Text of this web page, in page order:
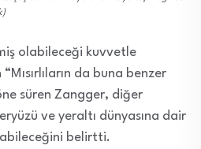
olabileceği kuvvetle
da buna benzer
süren Zangger, diğer
ve yeraltı dünyasına dair
belirtti.